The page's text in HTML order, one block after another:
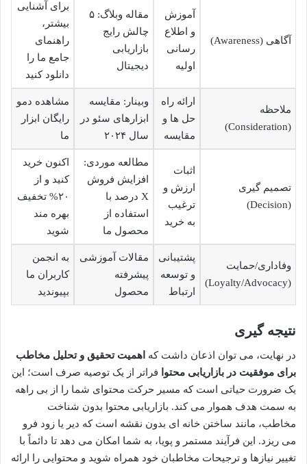
آگاهی (Awareness)
آموزش
و اطلاع
رسانی
اولیه
مقاله وبلاگ: ۵
چالش رایج
بازاریابی
دیجیتال
برای آشنایی
بیشتر،
راهنمای
جامع ما را
دانلود کنید
ملاحظه
(Consideration)
ارائه راه
حل ها و
مقایسه
وبینار: مقایسه
ابزارهای سئو در
سال ۲۰۲۴
مشاهده دمو
رایگان ابزار
ما
تصمیم گیری
(Decision)
اثبات
ارزش و
ترغیب
به خرید
مطالعه موردی:
افزایش فروش
X درصد با
استفاده از
محصول ما
اکنون خرید
کنید و از
۲۰% تخفیف
بهره مند
شوید
وفاداری/حمایت
(Loyalty/Advocacy)
پشتیبانی
و توسعه
ارتباط
مقالات آموزشی
پیشرفته
محصول
به انجمن
کاربران ما
بپیوندید
نتیجه گیری
در نهایت، می توان اذعان داشت که اهمیت تحقیق و تحلیل مخاطب
برای موفقیت در بازاریابی محتوا
فراتر از یک توصیه صرف است؛ این
یک ضرورت حیاتی است که مسیر حرکت محتوای شما را از بی راهه
به سمت هدف هموار می کند. بازاریابی محتوا بدون شناخت
مخاطب، مانند ساختن خانه ای بدون نقشه است که دیر یا زود فرو
می ریزد. این فرآیند مستمر و پویا، به شما امکان می دهد تا دائماً با
تغییر نیازها و ترجیحات مخاطبان خود همراه شوید و محتوایی را ارائه